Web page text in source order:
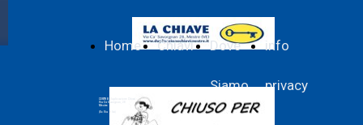
Home Chiavi Dove
Siamo
info
privacy
CENTRO Duplicazione Chiavi
Via Cà Savorgnan, 28
Mestre
(Ex Via Olivi)